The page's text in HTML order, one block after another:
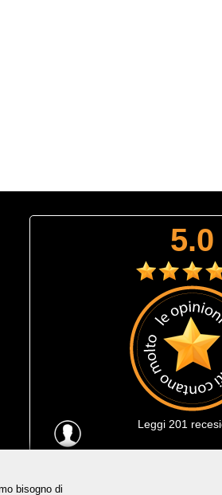
5.0
Leggi 201
: Muta corta
eccezionale, leggerissima e
bisogno di